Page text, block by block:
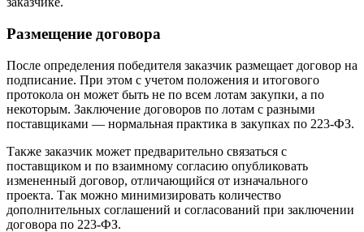
Размещение договора
После определения победителя заказчик размещает договор на
подписание. При этом с учетом положения и итогового
протокола он может быть не по всем лотам закупки, а по
некоторым. Заключение договоров по лотам с разными
поставщиками — нормальная практика в закупках по 223-ФЗ.
Также заказчик может предварительно связаться с
поставщиком и по взаимному согласию опубликовать
измененный договор, отличающийся от изначального
проекта. Так можно минимизировать количество
дополнительных соглашений и согласований при заключении
договора по 223-ФЗ.